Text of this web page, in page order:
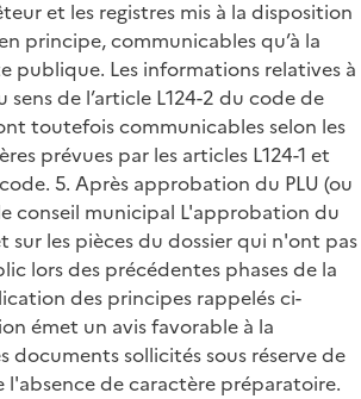
et les registres mis à la disposition
principe, communicables qu’à la
publique. Les informations relatives à
sens de l’article L124-2 du code de
toutefois communicables selon les
prévues par les articles L124-1 et
5. Après approbation du PLU (ou
conseil municipal L'approbation du
sur les pièces du dossier qui n'ont pas
lors des précédentes phases de la
des principes rappelés ci-
émet un avis favorable à la
documents sollicités sous réserve de
l'absence de caractère préparatoire.